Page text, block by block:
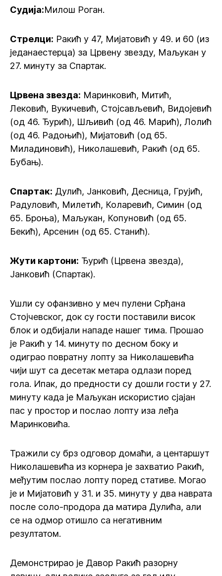
Судија:Милош Роган.
Стрелци: Ракић у 47, Мијатовић у 49. и 60 (из
једанаестерца) за Црвену звезду, Маљукан у
27. минуту за Спартак.
Црвена звезда: Маринковић, Митић,
Лековић, Вукичевић, Стојсављевић, Видојевић
(од 46. Ђурић), Шљивић (од 46. Марић), Лолић
(од 46. Радоњић), Мијатовић (од 65.
Миладиновић), Николашевић, Ракић (од 65.
Бубањ).
Спартак: Дулић, Јанковић, Десница, Грујић,
Радуловић, Милетић, Коларевић, Симин (од
65. Броња), Маљукан, Копуновић (од 65.
Бекић), Арсенин (од 65. Станић).
Жути картони: Ђурић (Црвена звезда),
Јанковић (Спартак).
Ушли су офанзивно у меч пулени Срђана
Стојчевског, док су гости поставили висок
блок и одбијали нападе нашег тима. Прошао
је Ракић у 14. минуту по десном боку и
одиграо повратну лопту за Николашевића
чији шут са десетак метара одлази поред
гола. Ипак, до предности су дошли гости у 27.
минуту када је Маљукан искористио сјајан
пас у простор и послао лопту иза леђа
Маринковића.
Тражили су брз одговор домаћи, а центаршут
Николашевића из корнера је захватио Ракић,
међутим послао лопту поред стативе. Могао
је и Мијатовић у 31. и 35. минуту у два наврата
после соло-продора да матира Дулића, али
се на одмор отишло са негативним
резултатом.
Демонстрирао је Давор Ракић разорну